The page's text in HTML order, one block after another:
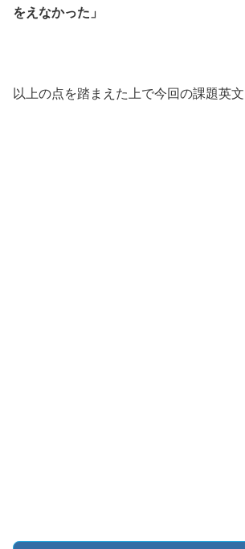
をえなかった」
以上の点を踏まえた上で今回の課題英文